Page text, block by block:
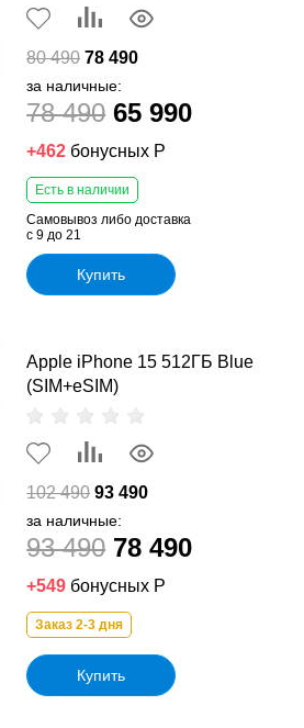
80 490 78 490
за наличные:
78 490 65 990
+462 бонусных Р
Есть в наличии
Самовывоз либо доставка
с 9 до 21
Купить
Apple iPhone 15 512ГБ Blue
(SIM+eSIM)
102 490 93 490
за наличные:
93 490 78 490
+549 бонусных Р
Заказ 2-3 дня
Купить